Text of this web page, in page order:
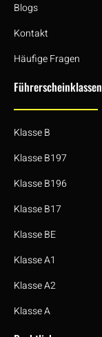
Blogs
Kontakt
Häufige Fragen
Führerscheinklassen
Klasse B
Klasse B197
Klasse B196
Klasse B17
Klasse BE
Klasse A1
Klasse A2
Klasse A